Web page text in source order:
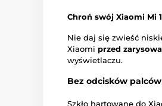
Chroń swój Xiaomi Mi
Nie daj się zwieść
Xiaomi przed
wyświetlaczu.
Bez odcisków palców
Szkło hartowane do